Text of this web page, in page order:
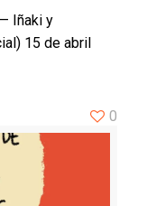
Iñaki y
15 de abril
0